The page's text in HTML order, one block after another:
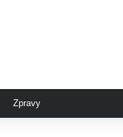
Zpravy